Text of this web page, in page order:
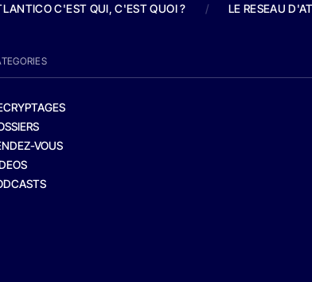
C'EST QUI, C'EST QUOI ? / LE RESEAU
VOUS